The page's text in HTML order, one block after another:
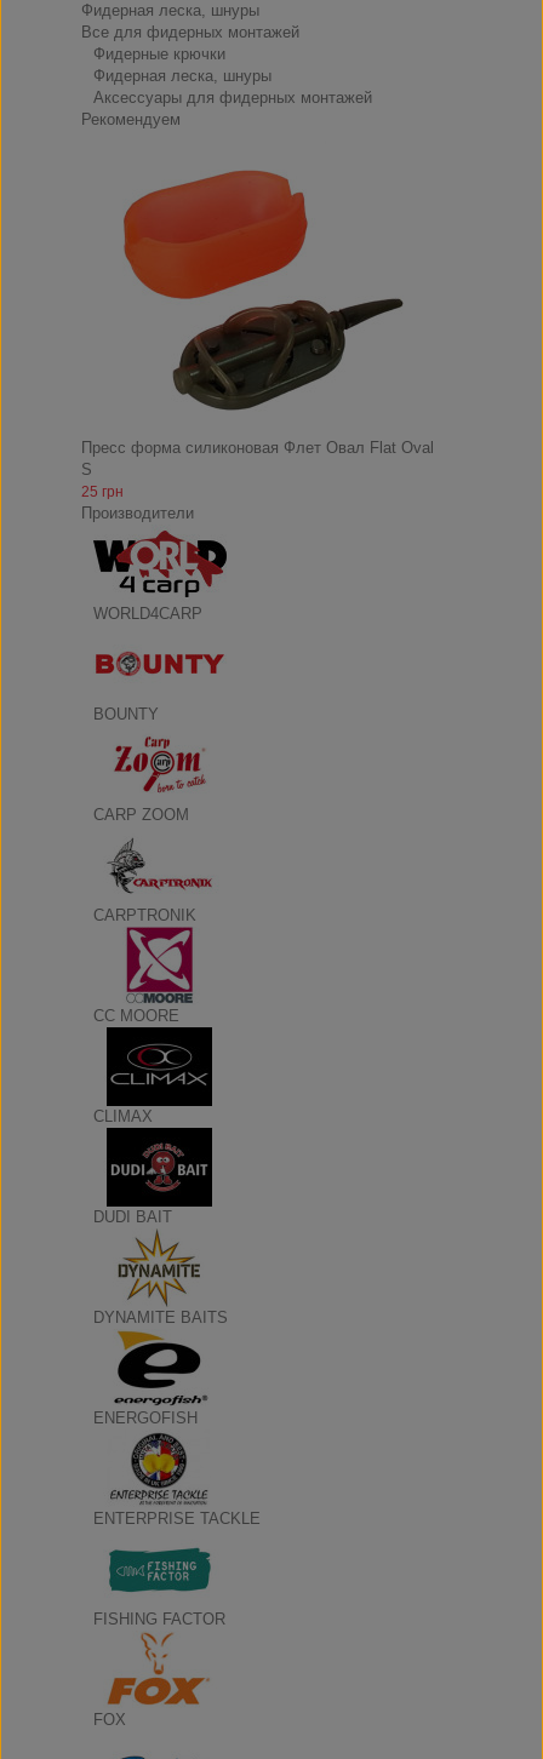
Фидерная леска, шнуры
Все для фидерных монтажей
Фидерные крючки
Фидерная леска, шнуры
Аксессуары для фидерных монтажей
Рекомендуем
Пресс форма силиконовая Флет Овал Flat Oval
S
25 грн
Производители
WORLD4CARP
BOUNTY
CARP ZOOM
CARPTRONIK
CC MOORE
CLIMAX
DUDI BAIT
DYNAMITE BAITS
ENERGOFISH
ENTERPRISE TACKLE
FISHING FACTOR
FOX